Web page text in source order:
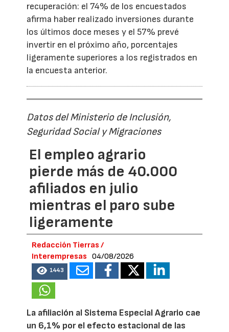
recuperación: el 74% de los encuestados
afirma haber realizado inversiones durante
los últimos doce meses y el 57% prevé
invertir en el próximo año, porcentajes
ligeramente superiores a los registrados en
la encuesta anterior.
Datos del Ministerio de Inclusión,
Seguridad Social y Migraciones
El empleo agrario
pierde más de 40.000
afiliados en julio
mientras el paro sube
ligeramente
Redacción Tierras /
Interempresas
04/08/2026
1443
La afiliación al Sistema Especial Agrario cae
un 6,1% por el efecto estacional de las